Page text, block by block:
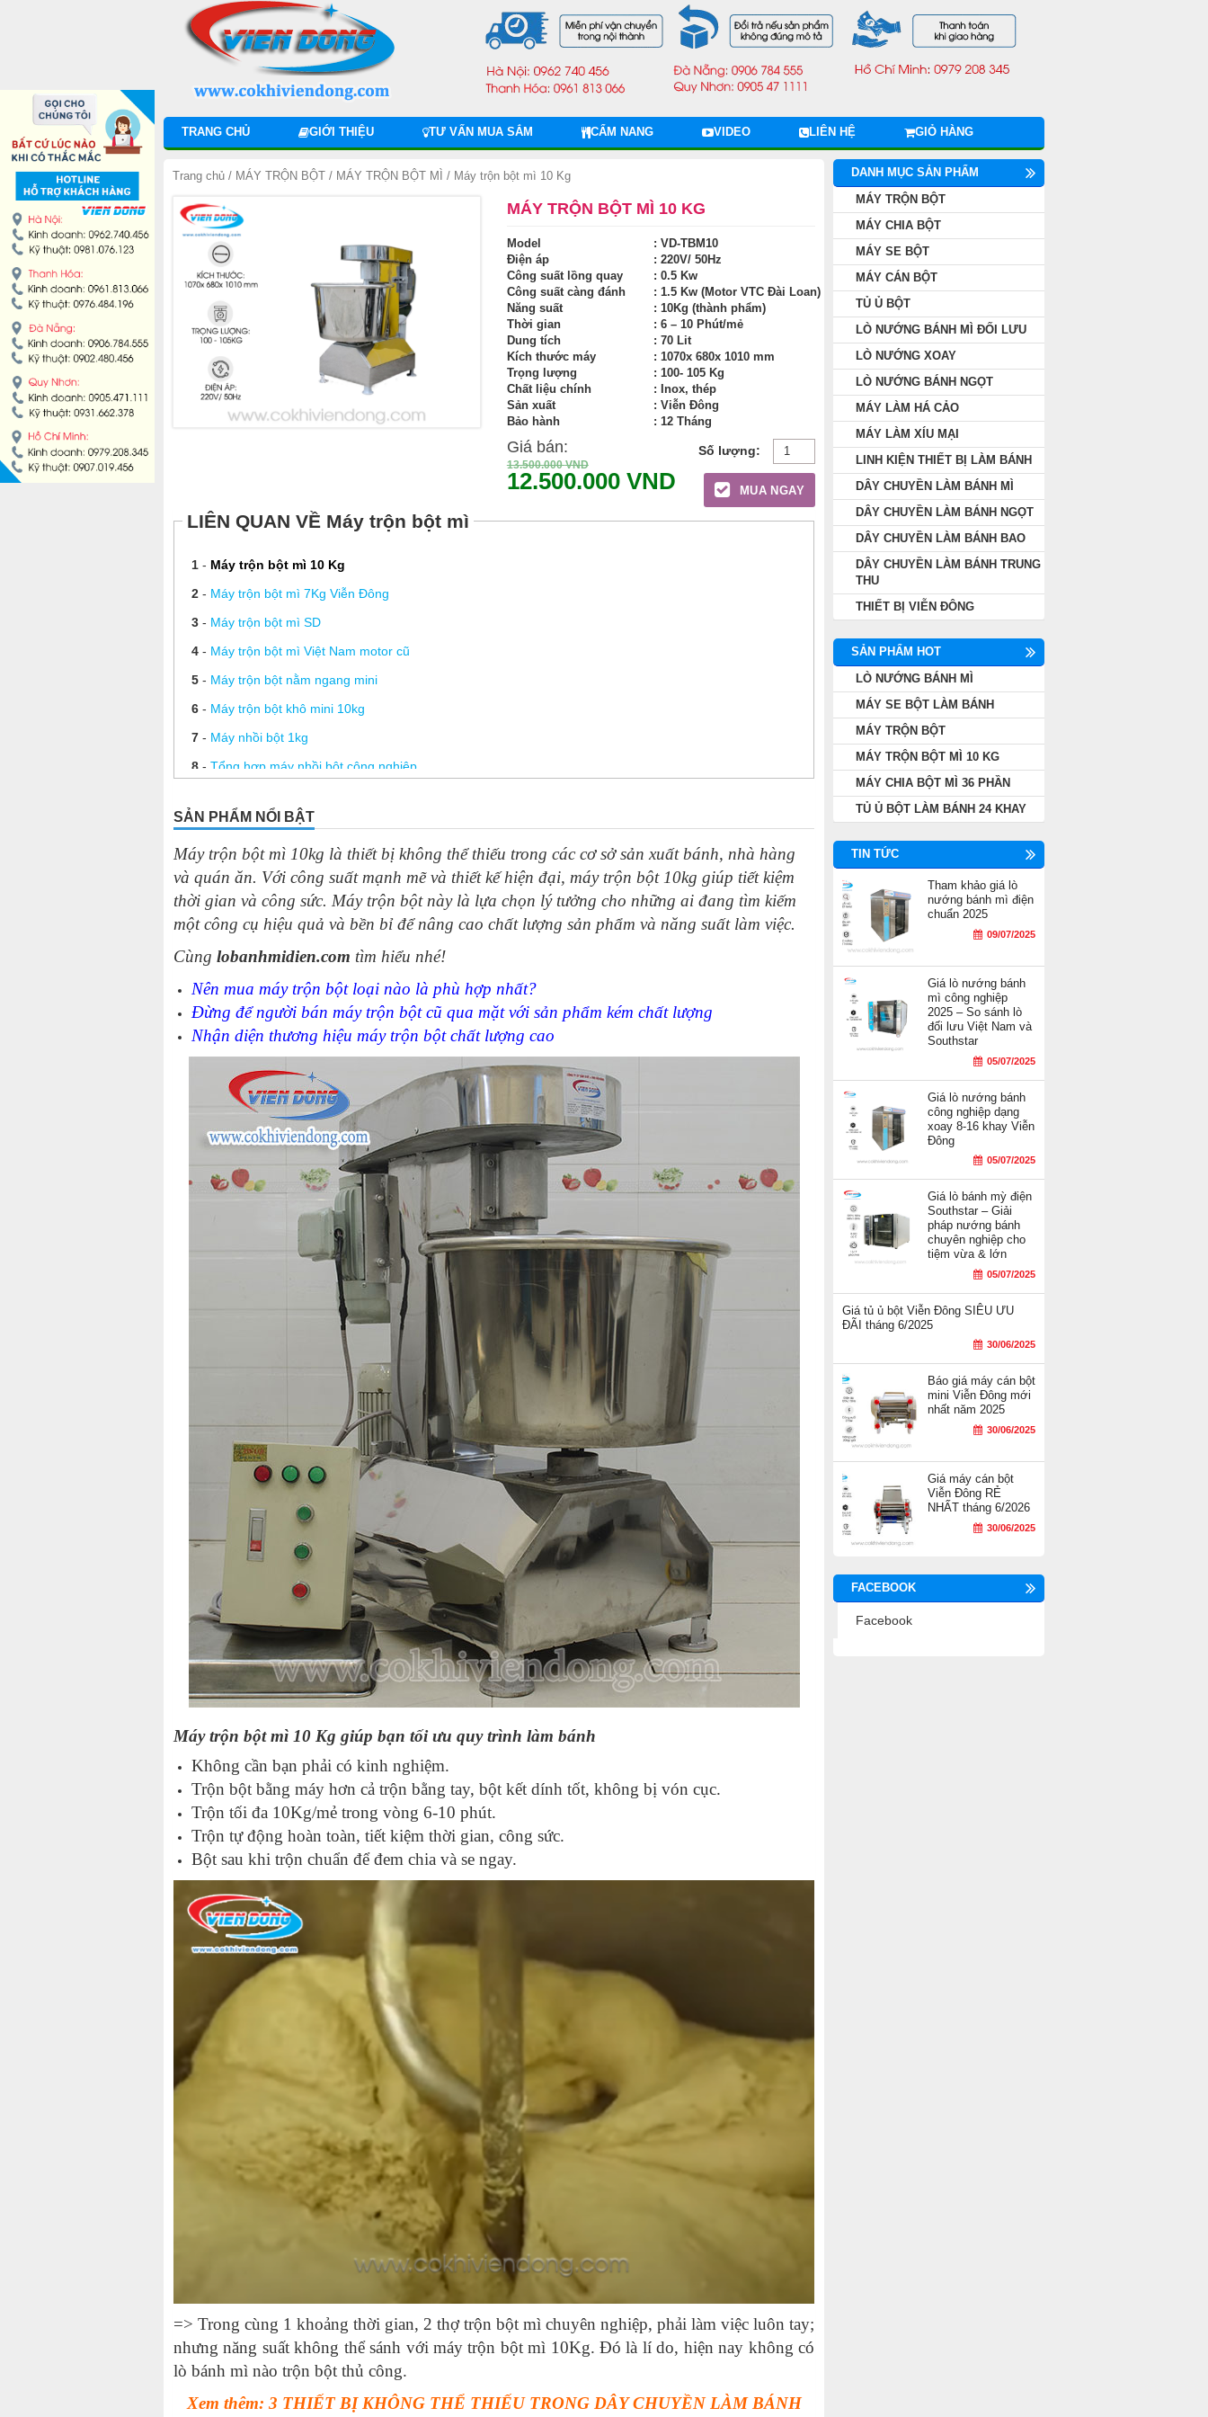
TRANG CHỦ GIỚI THIỆU TƯ VẤN MUA SẮM CẨM NANG VIDEO LIÊN HỆ GIỎ HÀNG
Trang chủ / MÁY TRỘN BỘT / MÁY TRỘN BỘT MÌ / Máy trộn bột mì 10 Kg
MÁY TRỘN BỘT MÌ 10 KG
Model
: VD-TBM10
Điện áp
: 220V/ 50Hz
Công suất lồng quay
: 0.5 Kw
Công suất càng đánh
: 1.5 Kw (Motor VTC Đài Loan)
Năng suất
: 10Kg (thành phẩm)
Thời gian
: 6 – 10 Phút/mẻ
Dung tích
: 70 Lit
Kích thước máy
: 1070x 680x 1010 mm
Trọng lượng
: 100- 105 Kg
Chất liệu chính
: Inox, thép
Sản xuất
: Viễn Đông
Bảo hành
: 12 Tháng
Giá bán:
13.500.000VND
12.500.000 VND MUA NGAY
LIÊN QUAN VỀ Máy trộn bột mì
1- Máy trộn bột mì 10 Kg
2- Máy trộn bột mì 7Kg Viễn Đông
3- Máy trộn bột mì SD
4- Máy trộn bột mì Việt Nam motor cũ
5- Máy trộn bột nằm ngang mini
6- Máy trộn bột khô mini 10kg
7- Máy nhồi bột 1kg
8- Tổng hợp máy nhồi bột công nghiệp
10 - Máy đánh trứng trộn bột 20 Lit B20G
11 -Máy đánh trứng trộn bột đánh kem 15 Lit B15G
12-Máy trộn bột công nghiệp SD 10D
13-Máy trộn bột nằm ngang 25kg
15-
16-Máy đánh trứng 7 lít B7
Máy đánh trứng trộn bột 2025
18-Máy đánh trứng trộn bột 7 Lit SL7
Máy trộn bột bánh trung thu 10kg
Máy trộn bột – Những lợi ích lớn khi sử dụng máy trộn bột
21-Ưu điểm của máy trộn bột mì Việt Nam
-Một số lưu ý khi sử dụng máy trộn bột Việt Nam
-Nên mua máy trộn bột loại nào là phù hợp nhất?
SẢN PHẨM NỔI BẬT
Máy trộn bột mì 10kg là thiết bị không thể thiếu trong các cơ sở sản xuất bánh, nhà hàng
và quán ăn. Với công suất mạnh mẽ và thiết kế hiện đại, máy trộn bột 10kg giúp tiết kiệm
thời gian và công sức. Máy trộn bột này là lựa chọn lý tưởng cho những ai đang tìm kiếm
một công cụ hiệu quả và bền bỉ để nâng cao chất lượng sản phẩm và năng suất làm việc.
Cùng lobanhmidien.com tìm hiểu nhé!
Nên mua máy trộn bột loại nào là phù hợp nhất?
Đừng để người bán máy trộn bột cũ qua mặt với sản phẩm kém chất lượng
Nhận diện thương hiệu máy trộn bột chất lượng cao
Máy trộn bộtmì 10 Kg giúp bạn tối ưu quy trình làm bánh
Không cần bạn phải có kinh nghiệm.
Trộn bột bằng máy hơn cả trộn bằng tay, bột kết dính tốt, không bị vón cục.
Trộn tối đa 10Kg/mẻ trong vòng 6-10 phút.
Trộn tự động hoàn toàn, tiết kiệm thời gian, công sức.
Bột sau khi trộn chuẩn để đem chia và se ngay.
=> Trong cùng 1 khoảng thời gian, 2 thợ trộn bột mì chuyên nghiệp, phải làm việc luôn tay;
nhưng năng suất không thể sánh với máy trộn bột mì 10Kg. Đó là lí do, hiện nay không có
lò bánh mì nào trộn bột thủ công.
Xem thêm: 3 THIẾT BỊ KHÔNG THỂ THIẾU TRONG DÂY CHUYỀN LÀM BÁNH
DANH MỤC SẢN PHẨM
MÁY TRỘN BỘT
MÁY CHIA BỘT
MÁY SE BỘT
MÁY CÁN BỘT
TỦ Ủ BỘT
LÒ NƯỚNG BÁNH MÌ ĐỐI LƯU
LÒ NƯỚNG XOAY
LÒ NƯỚNG BÁNH NGỌT
MÁY LÀM HÁ CẢO
MÁY LÀM XÍU MẠI
LINH KIỆN THIẾT BỊ LÀM BÁNH
DÂY CHUYỀN LÀM BÁNH MÌ
DÂY CHUYỀN LÀM BÁNH NGỌT
DÂY CHUYỀN LÀM BÁNH BAO
DÂY CHUYỀN LÀM BÁNH TRUNG
THU
THIẾT BỊ VIỄN ĐÔNG
SẢN PHẨM HOT
LÒ NƯỚNG BÁNH MÌ
MÁY SE BỘT LÀM BÁNH
MÁY TRỘN BỘT
MÁY TRỘN BỘT MÌ 10 KG
MÁY CHIA BỘT MÌ 36 PHẦN
TỦ Ủ BỘT LÀM BÁNH 24 KHAY
TIN TỨC
Tham khảo giá lò
nướng bánh mì điện
chuẩn 2025
09/07/2025
Giá lò nướng bánh
mì công nghiệp
2025 – So sánh lò
đối lưu Việt Nam và
Southstar
05/07/2025
Giá lò nướng bánh
công nghiệp dạng
xoay 8-16 khay Viễn
Đông
05/07/2025
Giá lò bánh mỳ điện
Southstar – Giải
pháp nướng bánh
chuyên nghiệp cho
tiệm vừa & lớn
05/07/2025
Giá tủ ủ bột Viễn Đông SIÊU ƯU
ĐÃI tháng 6/2025
30/06/2025
Báo giá máy cán bột
mini Viễn Đông mới
nhất năm 2025
30/06/2025
Giá máy cán bột
Viễn Đông RẺ
NHẤT tháng 6/2026
30/06/2025
FACEBOOK
Facebook
MÁY CHIA BỘT
MÁY SE BỘT
MÁY CÁN BỘT
TỦ Ủ BỘT
LÒ NƯỚNG BÁNH MÌ ĐỐI LƯU
LÒ NƯỚNG XOAY
LÒ NƯỚNG BÁNH NGỌT
MÁY LÀM XÍU MẠI
LINH KIỆN THIẾT BỊ LÀM BÁNH
DÂY CHUYỀN LÀM BÁNH MÌ
DÂY CHUYỀN LÀM BÁNH BAO
DÂY CHUYỀN LÀM BÁNH TRUNG THU